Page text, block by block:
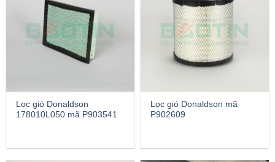
Lọc gió Donaldson
178010L050 mã P903541
Lọc gió Donaldson mã
P902609